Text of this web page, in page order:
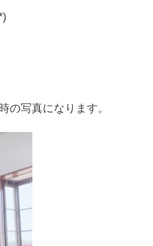
の写真になります。